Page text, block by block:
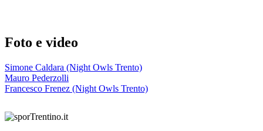
Foto e video
Simone Caldara (Night Owls Trento)
Mauro Pederzolli
Francesco Frenez (Night Owls Trento)